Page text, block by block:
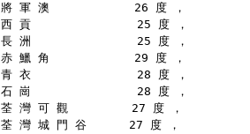
將 軍 澳            26 度 ，
西 貢               25 度 ，
長 洲               25 度 ，
赤 鱲 角            29 度 ，
青 衣               28 度 ，
石 崗               28 度 ，
荃 灣 可 觀         27 度 ，
荃 灣 城 門 谷      27 度 ，